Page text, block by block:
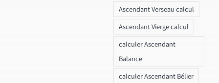
Ascendant Verseau calcul
Ascendant Vierge calcul
calculer Ascendant
Balance
calculer Ascendant Bélier